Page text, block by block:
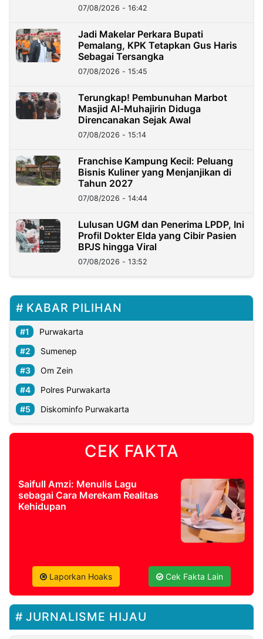
07/08/2026 - 16:42
Jadi Makelar Perkara Bupati
Pemalang, KPK Tetapkan Gus Haris
Sebagai Tersangka
07/08/2026 - 15:45
Terungkap! Pembunuhan Marbot
Masjid Al-Muhajirin Diduga
Direncanakan Sejak Awal
07/08/2026 - 15:14
Franchise Kampung Kecil: Peluang
Bisnis Kuliner yang Menjanjikan di
Tahun 2027
07/08/2026 - 14:44
Lulusan UGM dan Penerima LPDP, Ini
Profil Dokter Elda yang Cibir Pasien
BPJS hingga Viral
07/08/2026 - 13:52
KABAR PILIHAN
Purwakarta
Sumenep
Om Zein
Polres Purwakarta
Diskominfo Purwakarta
CEK FAKTA
Saifull Amzi: Menulis Lagu
sebagai Cara Merekam Realitas
Kehidupan
Laporkan Hoaks Cek Fakta Lain
JURNALISME HIJAU